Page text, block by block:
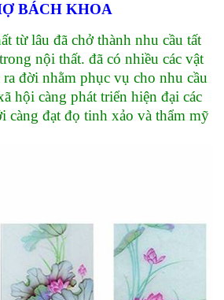
BÁCH KHOA
từ lâu đã chở thành nhu cầu tất
nội thất. đã có nhiều các vật
đời nhằm phục vụ cho nhu cầu
hội càng phát triển hiện đại các
càng đạt đọ tinh xảo và thẩm mỹ